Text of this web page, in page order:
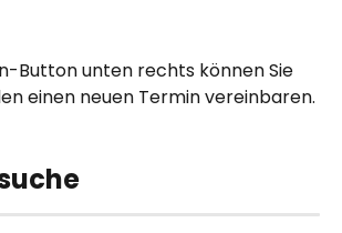
Button unten rechts können Sie
einen neuen Termin vereinbaren.